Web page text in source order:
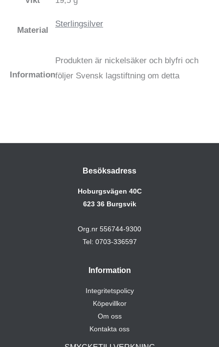
Material
Sterlingsilver
Information
Produkten är nickelsäker och blyfri och
följer Svensk lagstiftning om detta
Besöksadress
Hoburgsvägen 40C
623 36 Burgsvik
Org.nr 556744-9300
Tel: 0703-336597
Information
Integritetspolicy
Köpevillkor
Om oss
Kontakta oss